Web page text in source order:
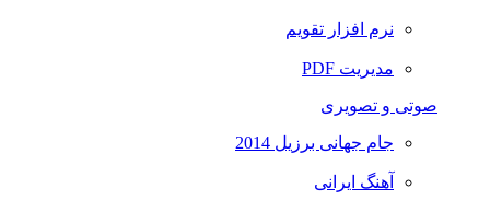
نرم افزار تقویم
مدیریت PDF
صوتی و تصویری
جام جهانی برزیل 2014
آهنگ ایرانی